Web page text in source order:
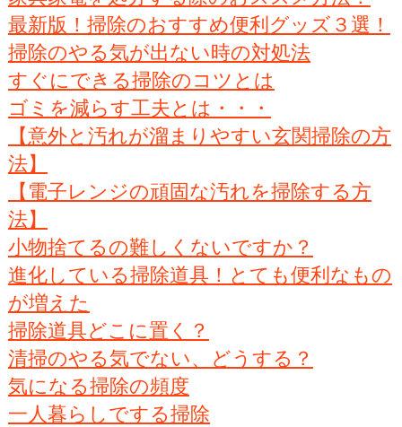
最新版！掃除のおすすめ便利グッズ３選！
掃除のやる気が出ない時の対処法
すぐにできる掃除のコツとは
ゴミを減らす工夫とは・・・
【意外と汚れが溜まりやすい玄関掃除の方
法】
【電子レンジの頑固な汚れを掃除する方
法】
小物捨てるの難しくないですか？
進化している掃除道具！とても便利なもの
が増えた
掃除道具どこに置く？
清掃のやる気でない、どうする？
気になる掃除の頻度
一人暮らしでする掃除